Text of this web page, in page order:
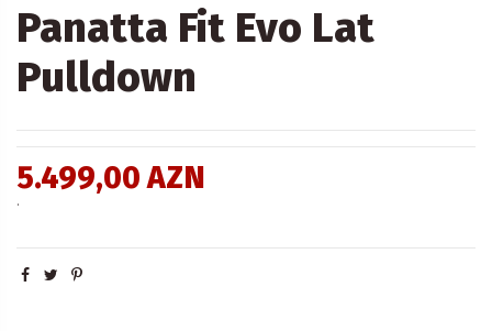
Panatta Fit Evo Lat
Pulldown
5.499,00 AZN
.